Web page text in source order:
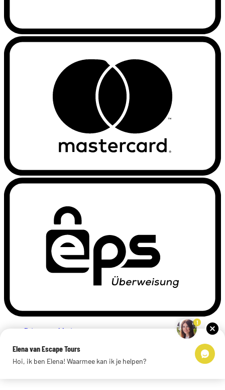
Privacyverklaring
Links
© 2026 Escape Tours
1
Elena van Escape Tours
Hoi, ik ben Elena! Waarmee kan ik je helpen?